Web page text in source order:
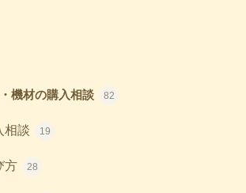
機材の購入相談 82
相談 19
方 28